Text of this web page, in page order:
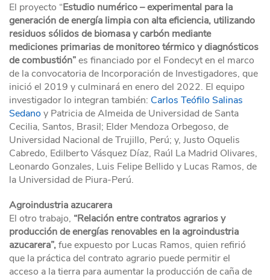
El proyecto “Estudio numérico – experimental para la
generación de energía limpia con alta eficiencia, utilizando
residuos sólidos de biomasa y carbón mediante
mediciones primarias de monitoreo térmico y diagnósticos
de combustión”es financiado por el Fondecyt en el marco
de la convocatoria de Incorporación de Investigadores, que
inició el 2019 y culminará en enero del 2022. El equipo
investigador lo integran también: Carlos Teófilo Salinas
Sedano y Patricia de Almeida de Universidad de Santa
Cecilia, Santos, Brasil; Elder Mendoza Orbegoso, de
Universidad Nacional de Trujillo, Perú; y, Justo Oquelis
Cabredo, Edilberto Vásquez Díaz, Raúl La Madrid Olivares,
Leonardo Gonzales, Luis Felipe Bellido y Lucas Ramos, de
la Universidad de Piura-Perú.
Agroindustria azucarera
El otro trabajo, “Relación entre contratos agrarios y
producción de energías renovables en la agroindustria
azucarera”,fue expuesto por Lucas Ramos, quien refirió
que la práctica del contrato agrario puede permitir el
acceso a la tierra para aumentar la producción de caña de